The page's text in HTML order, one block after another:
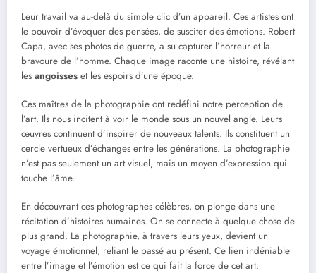
Leur travail va au-delà du simple clic d’un appareil. Ces artistes ont
le pouvoir d’évoquer des pensées, de susciter des émotions. Robert
Capa, avec ses photos de guerre, a su capturer l’horreur et la
bravoure de l’homme. Chaque image raconte une histoire, révélant
les angoisses et les espoirs d’une époque.
Ces maîtres de la photographie ont redéfini notre perception de
l’art. Ils nous incitent à voir le monde sous un nouvel angle. Leurs
œuvres continuent d’inspirer de nouveaux talents. Ils constituent un
cercle vertueux d’échanges entre les générations. La photographie
n’est pas seulement un art visuel, mais un moyen d’expression qui
touche l’âme.
En découvrant ces photographes célèbres, on plonge dans une
récitation d’histoires humaines. On se connecte à quelque chose de
plus grand. La photographie, à travers leurs yeux, devient un
voyage émotionnel, reliant le passé au présent. Ce lien indéniable
entre l’image et l’émotion est ce qui fait la force de cet art.